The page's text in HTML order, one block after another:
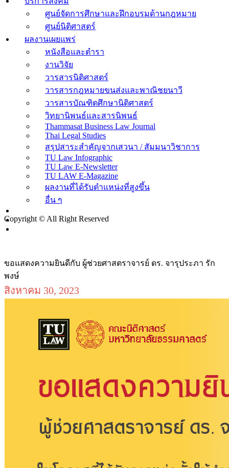
ศูนย์จัดการศึกษาและฝึกอบรมด้านกฎหมาย
ศูนย์นิติศาสตร์
ผลงานเผยแพร่
หนังสือและตำรา
งานวิจัย
วารสารนิติศาสตร์
วารสารกฎหมายขนส่งและพาณิชยนาวี
วารสารบัณฑิตศึกษานิติศาสตร์
วิทยานิพนธ์และสารนิพนธ์
Thammasat Business Law Journal
Thai Legal Studies
สรุปสาระสำคัญจากเสวนา / สัมมนาวิชาการ
TU Law Infographic
TU Law E-Newsletter
TU LAW E-Magazine
ผลงานที่ได้รับตำแหน่งที่สูงขึ้น
อื่น ๆ
Copyright © All Right Reserved
ขอแสดงความยินดีกับ ผู้ช่วยศาสตราจารย์ ดร. จารุประภา รัก
พงษ์
สิงหาคม 30, 2023